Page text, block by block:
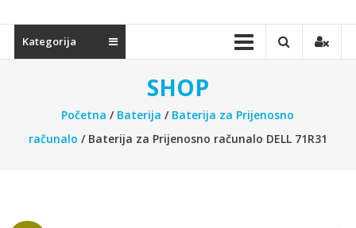
Kategorija
SHOP
Početna / Baterija / Baterija za Prijenosno
računalo / Baterija za Prijenosno računalo DELL 71R31